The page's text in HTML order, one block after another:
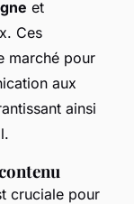
et
Ces
marché pour
aux
ainsi
cruciale pour